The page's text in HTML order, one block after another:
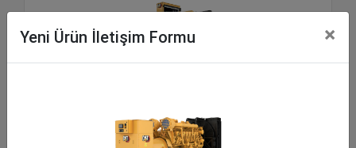
C3.3 | DE50E0
Yeni Ürün İletişim Formu ×